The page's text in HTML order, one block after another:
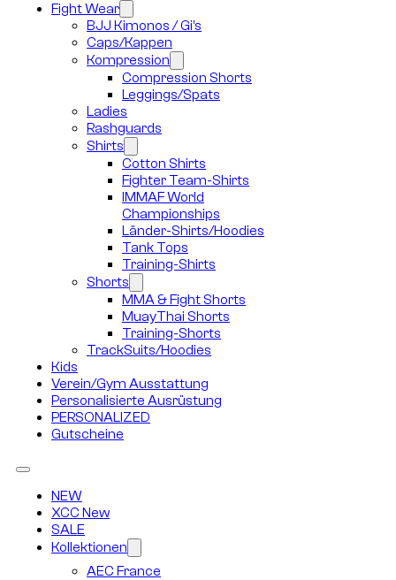
Fight Wear
BJJ Kimonos / Gi’s
Caps/Kappen
Kompression
Compression Shorts
Leggings/Spats
Ladies
Rashguards
Shirts
Cotton Shirts
Fighter Team-Shirts
IMMAF World
Championships
Länder-Shirts/Hoodies
Tank Tops
Training-Shirts
Shorts
MMA & Fight Shorts
MuayThai Shorts
Training-Shorts
TrackSuits/Hoodies
Kids
Verein/Gym Ausstattung
Personalisierte Ausrüstung
PERSONALIZED
Gutscheine
NEW
XCC New
SALE
Kollektionen
AEC France